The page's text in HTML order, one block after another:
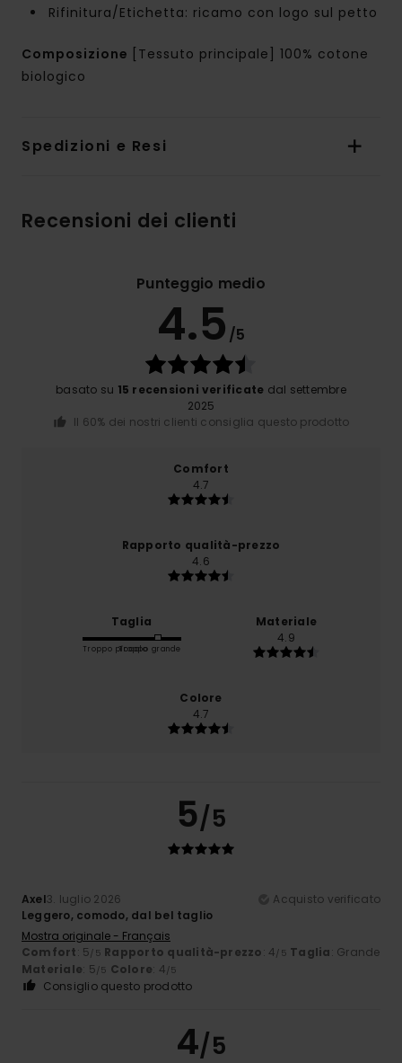
Rifinitura/Etichetta: ricamo con logo sul petto
Composizione [Tessuto principale] 100% cotone
biologico
Spedizioni e Resi
Recensioni dei clienti
Punteggio medio
4.5 /5
basato su 15 recensioni verificate dal settembre
2025
Il 60% dei nostri clienti consiglia questo prodotto
Comfort
4.7
Rapporto qualità-prezzo
4.6
Taglia
Troppo piccoloTroppo grande
Materiale
4.9
Colore
4.7
5/5
Axel3. luglio 2026
Acquisto verificato
Leggero, comodo, dal bel taglio
Mostra originale - Français
Comfort: 5 /5 Rapporto qualità-prezzo: 4 /5 Taglia: Grande
Materiale: 5 /5 Colore: 4 /5
Consiglio questo prodotto
4/5